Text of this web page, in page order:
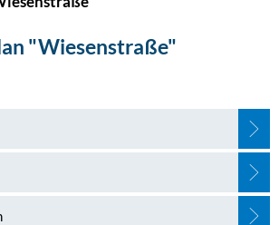
"Wiesenstraße"